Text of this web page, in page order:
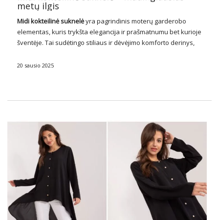
metų ilgis
Midi kokteilinė suknelėyra pagrindinis moterų garderobo
elementas, kuris trykšta elegancija ir prašmatnumu bet kurioje
šventėje. Tai sudėtingo stiliaus ir dėvėjimo komforto derinys,
vestuvių. Iš didmeninės drabužių asortimento tokio tipo
20 sausio 2025